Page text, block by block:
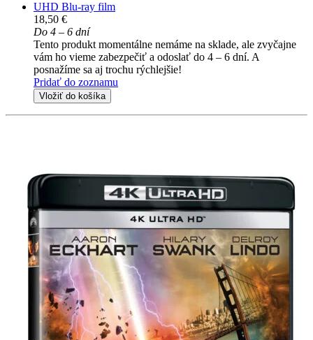
UHD Blu-ray film
18,50 €
Do 4 – 6 dní
Tento produkt momentálne nemáme na sklade, ale zvyčajne
vám ho vieme zabezpečiť a odoslať do 4 – 6 dní. A
posnažíme sa aj trochu rýchlejšie!
Pridať do zoznamu
Vložiť do košíka